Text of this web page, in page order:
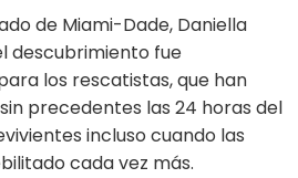
de Miami-Dade, Daniella
descubrimiento fue
los rescatistas, que han
precedentes las 24 horas del
incluso cuando las
cada vez más.